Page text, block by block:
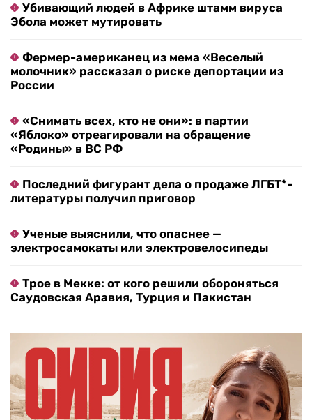
Убивающий людей в Африке штамм вируса
Эбола может мутировать
Фермер-американец из мема «Веселый
молочник» рассказал о риске депортации из
России
«Снимать всех, кто не они»: в партии
«Яблоко» отреагировали на обращение
«Родины» в ВС РФ
Последний фигурант дела о продаже ЛГБТ*-
литературы получил приговор
Ученые выяснили, что опаснее —
электросамокаты или электровелосипеды
Трое в Мекке: от кого решили обороняться
Саудовская Аравия, Турция и Пакистан